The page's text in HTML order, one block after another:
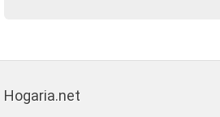
lunallar
Hogaria.net